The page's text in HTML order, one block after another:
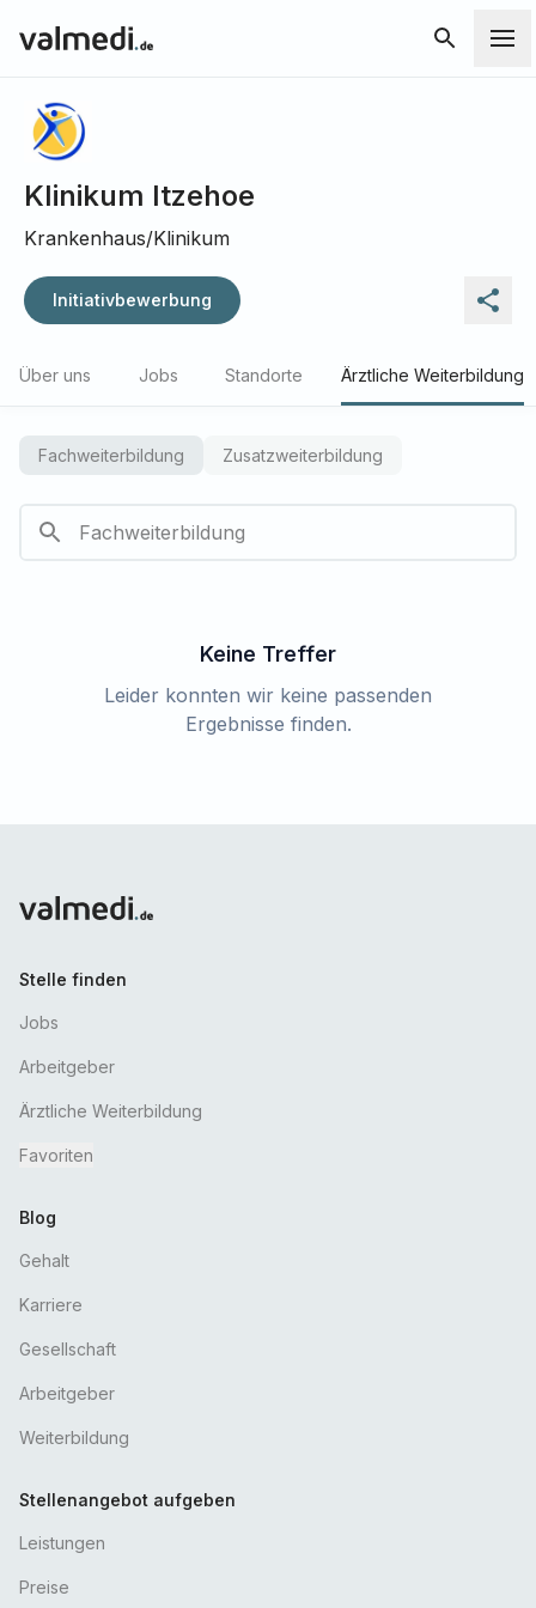
Klinikum Itzehoe
Krankenhaus/Klinikum
Initiativbewerbung
Über uns Jobs Standorte Ärztliche Weiterbildung
Fachweiterbildung Zusatzweiterbildung
Keine Treffer
Leider konnten wir keine passenden
Ergebnisse finden.
Stelle finden
Jobs
Arbeitgeber
Ärztliche Weiterbildung
Favoriten
Blog
Gehalt
Karriere
Gesellschaft
Arbeitgeber
Weiterbildung
Stellenangebot aufgeben
Leistungen
Preise